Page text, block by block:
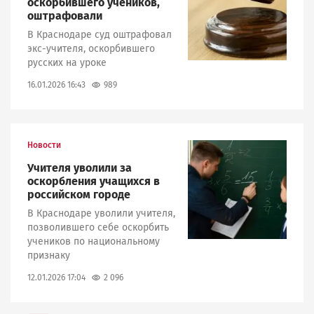
оштрафовали
В Краснодаре суд оштрафовал
экс-учителя, оскорбившего
русских на уроке
16.01.2026 16:43 989
Новости
Учителя уволили за
оскорбления учащихся в
российском городе
В Краснодаре уволили учителя,
позволившего себе оскорбить
учеников по национальному
признаку
12.01.2026 17:04 2 096
Image